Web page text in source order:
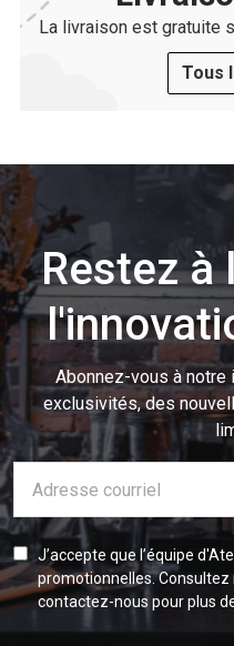
La livraison est gratuite
Tous
Restez à
Abonnez-vous à
exclusivités, des
mail
J’accepte que l’équipe
promotionnelles. Consultez
contactez-nous pour plus